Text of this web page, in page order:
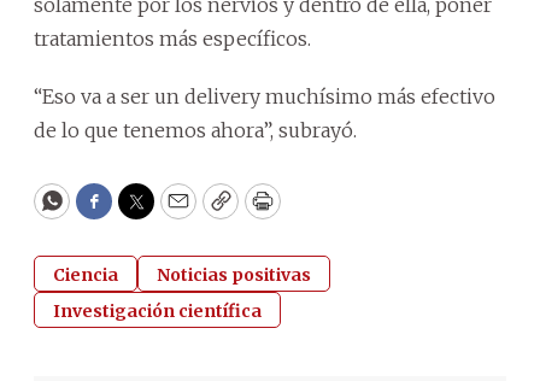
tratamientos más específicos.
“Eso va a ser un delivery muchísimo más efectivo
de lo que tenemos ahora”, subrayó.
WhatsApp
Facebook
Twitter
EmailCopyPrint
Ciencia
Noticias positivas
Investigación científica